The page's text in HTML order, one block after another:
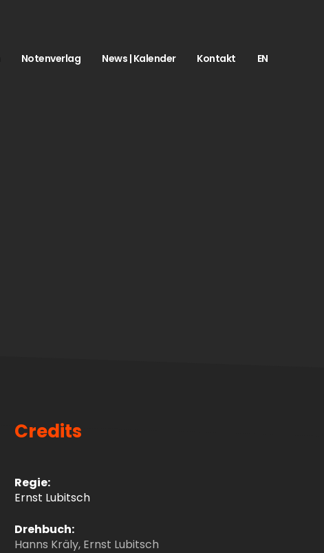
Notenverlag News | Kalender Kontakt EN
Credits
Regie:
Ernst Lubitsch
Drehbuch:
Hanns Kräly, Ernst Lubitsch